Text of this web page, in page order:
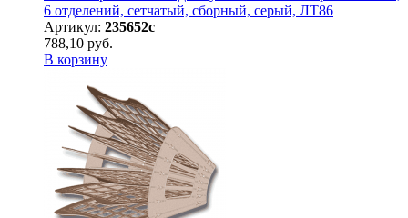
6 отделений, сетчатый, сборный, серый, ЛТ86
Артикул: 235652с
788,10 руб.
В корзину